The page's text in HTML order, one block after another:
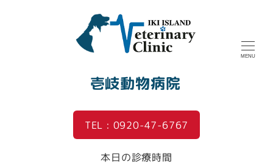
壱岐動物病院
MENU
TEL : 0920-47-6767
本日の診療時間